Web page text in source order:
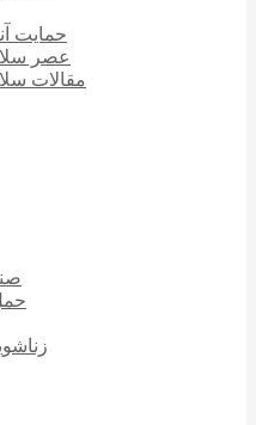
حمایت
عصر
مقالات